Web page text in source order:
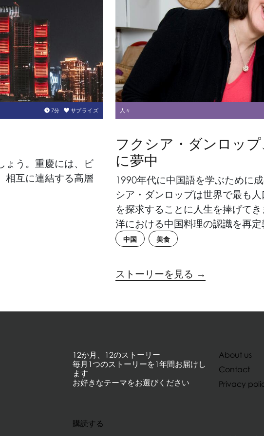
7分 サプライズ
ょう。重慶には、ビ
相互に連結する高層
人々
フクシア・ダンロッ
に夢中
1990年代に中国語を学ぶために
シア・ダンロップは世界で最も
を探求することに人生を捧げて
洋における中国料理の認識を再定
中国 美食
ストーリーを見る →
12か月、12のストーリー
毎月1つのストーリーを1年間お届けし
ます
お好きなテーマをお選びください
購読する
About us
Contact
Privacy